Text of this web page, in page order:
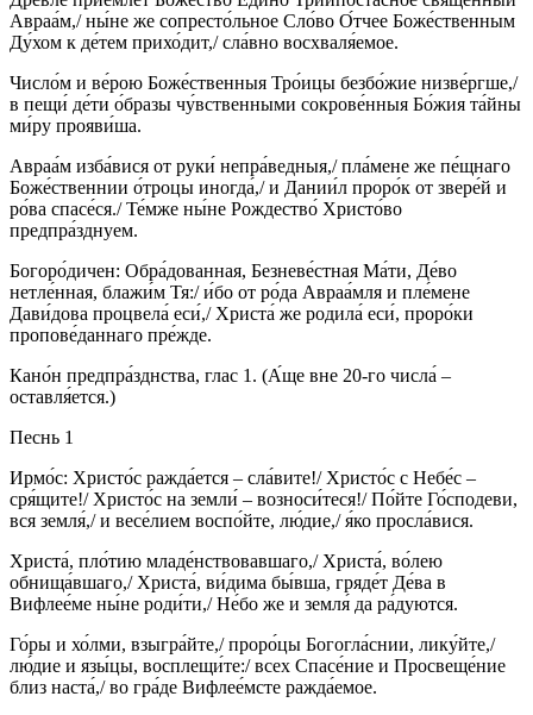
Авраа́м,/ ны́не же сопресто́льное Сло́во О́тчее Боже́ственным
Ду́хом к де́тем прихо́дит,/ сла́вно восхваля́емое.
Число́м и ве́рою Боже́ственныя Тро́ицы безбо́жие низве́ргше,/
в пещи́ де́ти о́бразы чу́вственными сокрове́нныя Бо́жия та́йны
ми́ру прояви́ша.
Авраа́м изба́вися от руки́ непра́ведныя,/ пла́мене же пе́щнаго
Боже́ственнии о́троцы иногда́,/ и Дании́л проро́к от звере́й и
ро́ва спасе́ся./ Те́мже ны́не Рождество́ Христо́во
предпра́зднуем.
Богоро́дичен: Обра́дованная, Безневе́стная Ма́ти, Де́во
нетле́нная, блажи́м Тя:/ и́бо от ро́да Авраа́мля и пле́мене
Дави́дова процвела́ еси́,/ Христа́ же родила́ еси́, проро́ки
пропове́даннаго пре́жде.
Кано́н предпра́зднства, глас 1. (А́ще вне 20-го числа́ –
оставля́ется.)
Песнь 1
Ирмо́с: Христо́с ражда́ется – сла́вите!/ Христо́с с Небе́с –
сря́щите!/ Христо́с на земли́ – возноси́теся!/ По́йте Го́сподеви,
вся земля́,/ и весе́лием воспо́йте, лю́дие,/ я́ко просла́вися.
Христа́, пло́тию младе́нствовавшаго,/ Христа́, во́лею
обнища́вшаго,/ Христа́, ви́дима бы́вша, гряде́т Де́ва в
Вифлее́ме ны́не роди́ти,/ Не́бо же и земля́ да ра́дуются.
Го́ры и хо́лми, взыгра́йте,/ проро́цы Богогла́снии, лику́йте,/
лю́дие и язы́цы, восплещи́те:/ всех Спасе́ние и Просвеще́ние
близ наста́,/ во гра́де Вифлее́мсте ражда́емое.